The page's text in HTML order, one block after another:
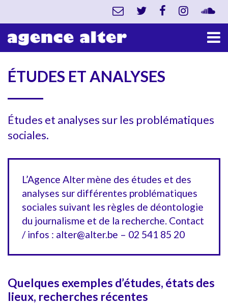
ÉTUDES ET ANALYSES
Études et analyses sur les problématiques
sociales.
L’Agence Alter mène des études et des
analyses sur différentes problématiques
sociales suivant les règles de déontologie
du journalisme et de la recherche. Contact
/ infos : alter@alter.be – 02 541 85 20
Quelques exemples d’études, états des
lieux, recherches récentes